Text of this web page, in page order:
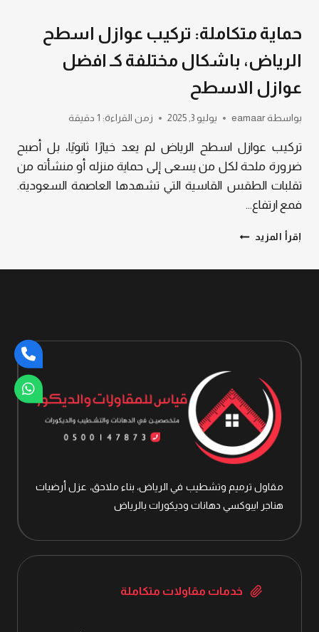
حماية متكاملة: تركيب عوازل اسطح
الرياض، باشكال مختلفة كـ افضل
عوازل الاسطح
بواسطة eamaar يوليو 3, 2025 زمن القراءة: 1 دقيقة
تركيب عوازل اسطح الرياض لم يعد خيارًا ثانويًا، بل أصبح
ضرورة ملحة لكل من يسعى إلى حماية منزله أو منشأته من
تقلبات الطقس القاسية التي تشهدها العاصمة السعودية.
فمع ارتفاع…
إقرأ المزيد حماية
مختلفة
افضل
الاسطح
مقاول ترميم وتشطيب في الرياض، بناء ملاحق، عزل أرضيات
هناجر ايبوكسي دهانات وديكورات بالرياض
خدمات مقاولات متكاملة